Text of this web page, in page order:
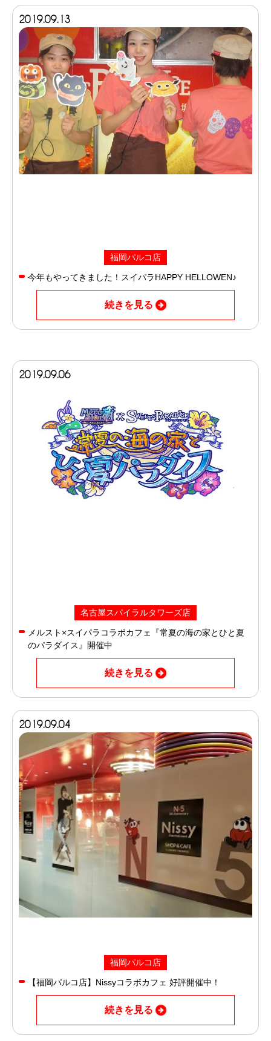
2019.09.13
福岡パルコ店
今年もやってきました！スイパラHAPPY HELLOWEN♪
続きを見る
2019.09.06
名古屋スパイラルタワーズ店
メルスト×スイパラコラボカフェ『常夏の海の家とひと夏
のパラダイス』開催中
続きを見る
2019.09.04
福岡パルコ店
【福岡パルコ店】Nissyコラボカフェ 好評開催中！
続きを見る